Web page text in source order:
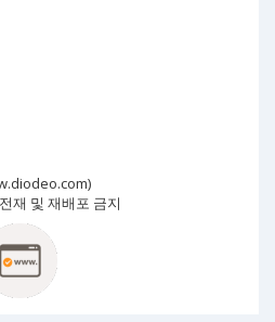
재 및 재배포 금지